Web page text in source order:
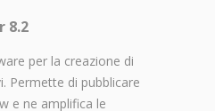
8.2
per la creazione di
Permette di pubblicare
e ne amplifica le